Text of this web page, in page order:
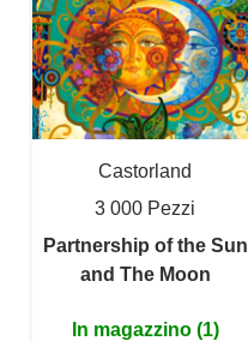
Castorland
3 000 Pezzi
Partnership of the Sun
and The Moon
In magazzino (1)